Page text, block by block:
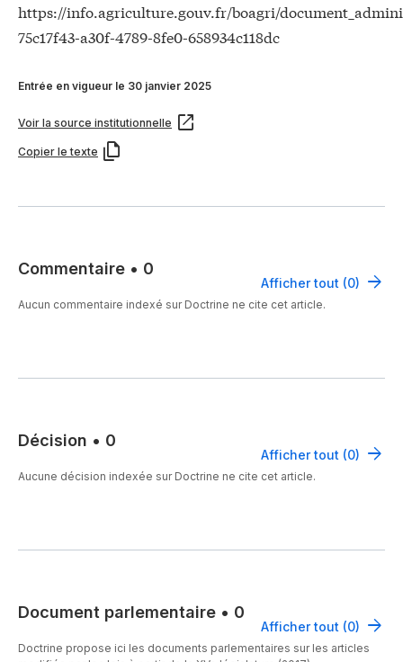
https://info.agriculture.gouv.fr/boagri/
75c17f43-a30f-4789-8fe0-658934c118dc
Entrée en vigueur le 30 janvier 2025
Voir la source institutionnelle
Copier le texte
Commentaire • 0
Afficher tout (0)
Aucun commentaire indexé sur Doctrine ne cite cet article.
Décision • 0
Afficher tout (0)
Aucune décision indexée sur Doctrine ne cite cet article.
Document parlementaire • 0
Afficher tout (0)
Doctrine propose ici les documents parlementaires sur les articles